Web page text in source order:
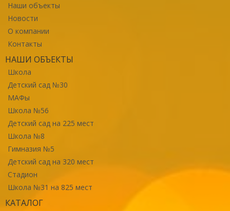
Наши объекты
Новости
О компании
Контакты
НАШИ ОБЪЕКТЫ
Школа
Детский сад №30
МАФы
Школа №56
Детский сад на 225 мест
Школа №8
Гимназия №5
Детский сад на 320 мест
Стадион
Школа №31 на 825 мест
КАТАЛОГ